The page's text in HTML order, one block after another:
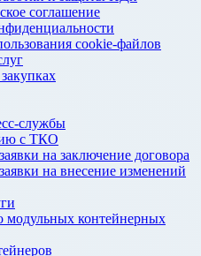
соглашение
cookie-файлов
службы
с ТКО
на заключение договора
на внесение изменений
модульных контейнерных